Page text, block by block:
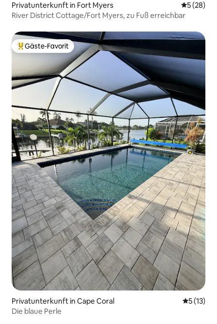
Privatunterkunft in Fort Myers
5 (28)
River District Cottage/Fort Myers, zu Fuß erreichbar
Beliebter Gäste-Favorit.
Gäste-Favorit
Privatunterkunft in Cape Coral
5 (13)
Die blaue Perle